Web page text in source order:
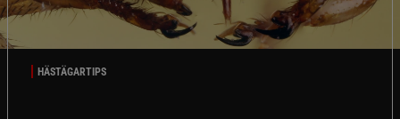
HÄSTÄGARTIPS